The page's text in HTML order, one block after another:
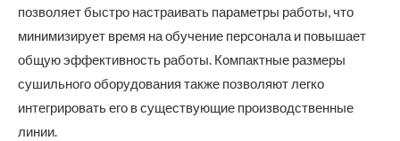
позволяет быстро настраивать параметры работы, что
минимизирует время на обучение персонала и повышает
общую эффективность работы. Компактные размеры
сушильного оборудования также позволяют легко
интегрировать его в существующие производственные
линии.